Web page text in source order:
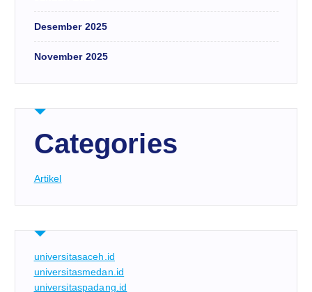
Desember 2025
November 2025
Categories
Artikel
universitasaceh.id
universitasmedan.id
universitaspadang.id